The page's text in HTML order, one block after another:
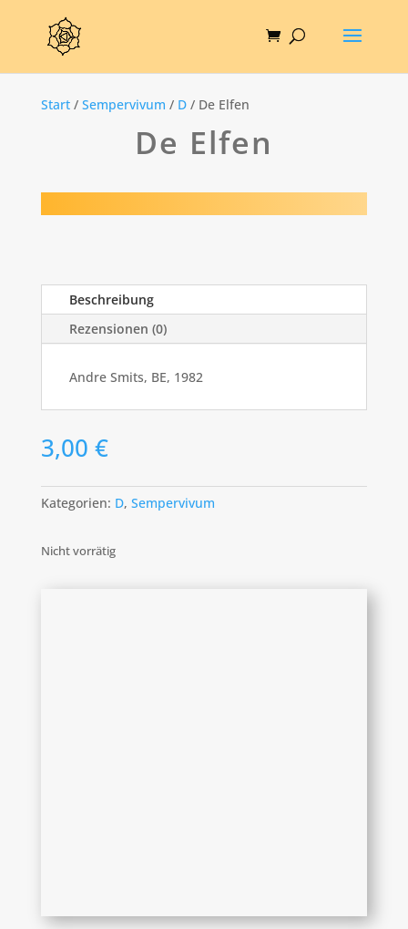
Start/ Sempervivum / D/ De Elfen
De Elfen
Beschreibung
Rezensionen (0)
Andre Smits, BE, 1982
3,00 €
Kategorien: D, Sempervivum
Nicht vorrätig